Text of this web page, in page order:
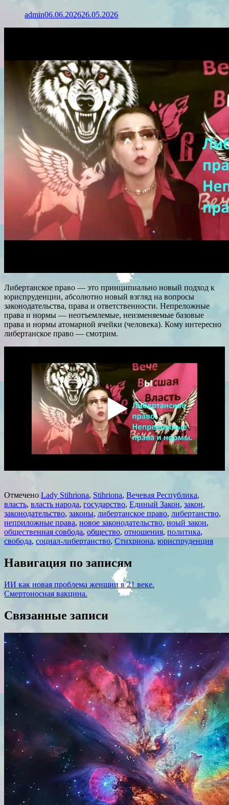
admin06.06.202626.05.2026
Либертанское право — это принципиально новый подход к
юриспруденции, абсолютно новый взгляд на вопросы
законодательства, права и ответственности. Непреложные
права и нормы — неотъемлемые, неизменяемые базовые
права и нормы атомарной ячейки (человека). Кому интересно
либертанское право — смотрим.
Отмечено Lady Stihriona, Stihriona, Вечевая Республика,
власть, власть народа, государство, Единый Закон, закон,
законодательство, законы, либертанское право, либертанство,
неприложные права, новое законодательство, ноый закон,
общественная совбода, общество, отношения, политика,
свобода, социал-либертанство, Стихриона, юриспруденция
Навигация по записям
ИИ как новая проблема женщин в 21 веке.
Смертоносная вакцина.
Связанные записи